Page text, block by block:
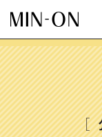
HOME ＞ 公演案内
［